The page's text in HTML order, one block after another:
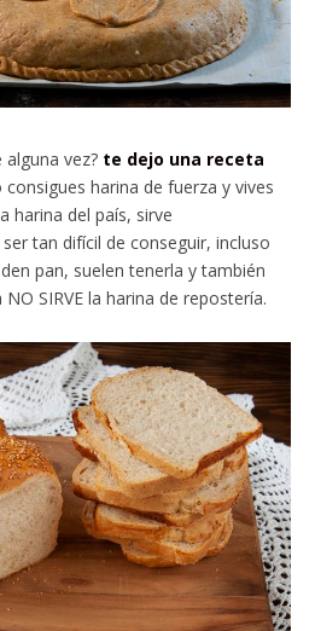
vez? te dejo una receta
consigues harina de fuerza y vives
harina del país, sirve
tan difícil de conseguir, incluso
pan, suelen tenerla y también
SIRVE la harina de repostería.